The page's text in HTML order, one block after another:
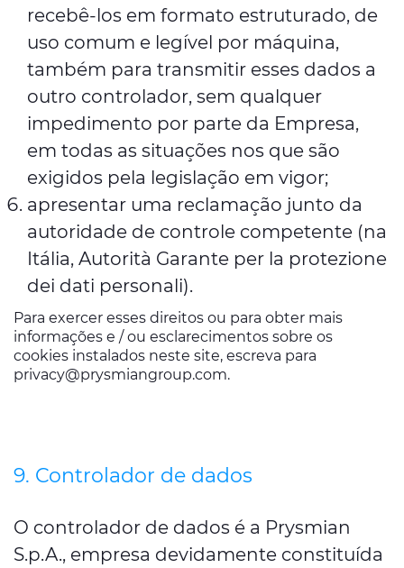
recebê-los em formato estruturado, de
uso comum e legível por máquina,
também para transmitir esses dados a
outro controlador, sem qualquer
impedimento por parte da Empresa,
em todas as situações nos que são
exigidos pela legislação em vigor;
apresentar uma reclamação junto da
autoridade de controle competente (na
Itália, Autorità Garante per la protezione
dei dati personali).
Para exercer esses direitos ou para obter mais
informações e / ou esclarecimentos sobre os
cookies instalados neste site, escreva para
privacy@prysmiangroup.com.
9. Controlador de dados
O controlador de dados é a Prysmian
S.p.A., empresa devidamente constituída